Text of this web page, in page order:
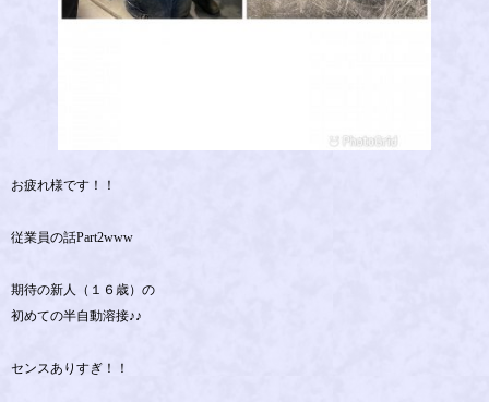
お疲れ様です！！
従業員の話Part2www
期待の新人（１６歳）の
初めての半自動溶接♪♪
センスありすぎ！！